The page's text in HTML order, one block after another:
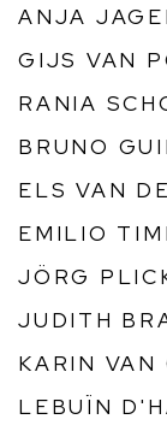
ANJA
GIJS VAN
RANIA
BRUNO
ELS VAN
EMILIO
JÖRG
JUDITH
KARIN VAN
LEBUÏN